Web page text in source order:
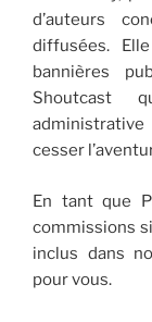
d’auteurs
diffusées.
bannières
Shoutcast
cesser
En tant que
commissions
inclus dans
pour vous.